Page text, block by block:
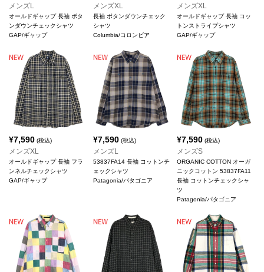
メンズL
オールドギャップ 長袖 ボタ
ンダウンチェックシャツ
GAP/ギャップ
メンズXL
長袖 ボタンダウンチェック
シャツ
Columbia/コロンビア
メンズXL
オールドギャップ 長袖 コッ
トンストライプシャツ
GAP/ギャップ
¥7,590 (税込)
メンズXL
オールドギャップ 長袖 フラ
ンネルチェックシャツ
GAP/ギャップ
¥7,590(税込)
メンズL
53837FA14 長袖 コットンチ
ェックシャツ
Patagonia/パタゴニア
¥7,590 (税込)
メンズS
ORGANIC COTTON オーガ
ニックコットン 53837FA11
長袖 コットンチェックシャ
ツ
Patagonia/パタゴニア